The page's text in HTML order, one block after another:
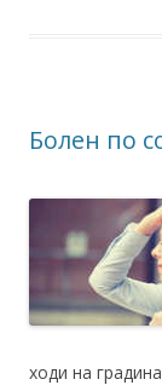
Болен по
ходи на